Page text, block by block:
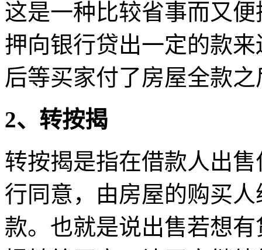
这是一种比较省事而又
押向银行贷出一定的款
后等买家付了房屋全款
2、转按揭
转按揭是指在借款人出
行同意，由房屋的购买
款。也就是说出售若想